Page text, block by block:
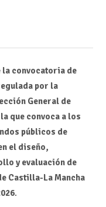
convocatoria de
por la
General de
que convoca a los
públicos de
el diseño,
y evaluación de
Castilla-La Mancha
.